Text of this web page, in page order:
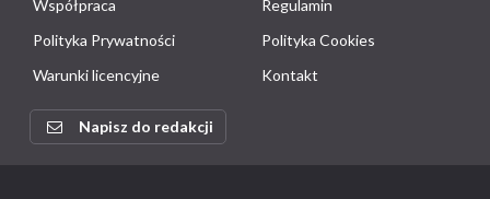
Współpraca
Regulamin
Polityka Prywatności
Polityka Cookies
Warunki licencyjne
Kontakt
Napisz do redakcji